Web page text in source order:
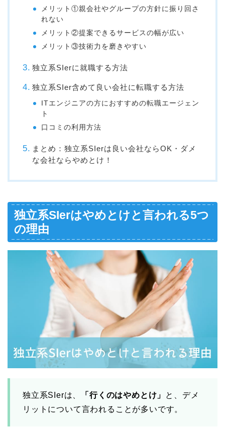
メリット①親会社やグループの方針に振り回さ
れない
メリット②提案できるサービスの幅が広い
メリット③技術力を磨きやすい
独立系SIerに就職する方法
独立系SIer含めて良い会社に転職する方法
ITエンジニアの方におすすめの転職エージェン
ト
口コミの利用方法
まとめ：独立系SIerは良い会社ならOK・ダメ
な会社ならやめとけ！
独立系SIerはやめとけと言われる5つ
の理由
独立系SIerは、 「行くのはやめとけ」
と、デメ
リットについて言われることが多いです。